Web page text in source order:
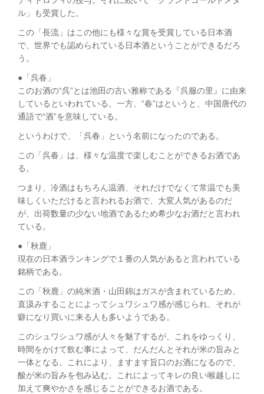
ル」も受賞した。
この「長流」はこの他にも様々な賞を受賞している日本酒
で、世界でも認められている日本酒ということができるだろ
う。
●「呉春」
このお酒の“呉”とは池田の古い雅称である『呉服の里』に由来
しているといわれている。一方、“春”はというと、中国唐代の
通語で“酒”を意味している。
というわけで、「呉春」という名前になったのである。
この「呉春」は、様々な温度で楽しむことができるお酒であ
る。
つまり、冷酒はもちろん温酒、それだけでなくて常温でも美
味しくいただけると言われるお酒で、大変人気があるのだ
が、出荷数量の少ない地酒であるため希少なお酒だと言われ
ている。
●「秋鹿」
現在の日本酒ランキングで１番の人気があると言われている
銘柄である。
この「秋鹿」の純米酒・山田錦はガスが含まれているため、
直汲みすることによってシュワシュワ感が感じられ、それが
癖になり買いに来る人も多いようである。
このシュワシュワ感が人々を魅了するが、これをゆっくり、
時間をかけて飲む事によって、だんだんとそれが米の旨みと
一体となる。これにより、ますます旨口のお酒になるので、
酸が米の旨みを包み込む。これによってキレの良い喉越しに
加えて爽やかさを感じることができるお酒である。